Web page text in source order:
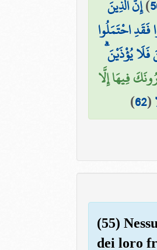
)إِنَّ الَّذِينَ
فَقَدِ احْتَمَلُوا
فَلَا يُؤْذَيْنَ
فِيهَا إِلَّا
(
62
)
(55)
dei loro